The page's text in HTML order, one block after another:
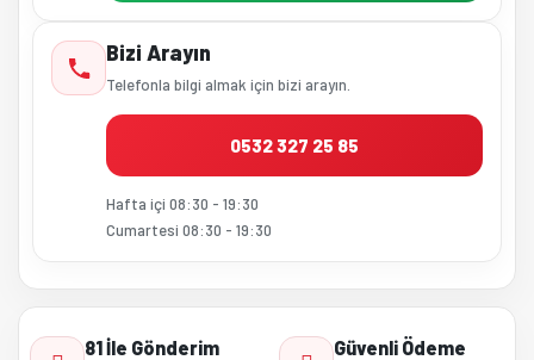
Bizi Arayın
Telefonla bilgi almak için bizi arayın.
0532 327 25 85
Hafta içi 08:30 - 19:30
Cumartesi 08:30 - 19:30
81 İle Gönderim Güvenli Ödeme